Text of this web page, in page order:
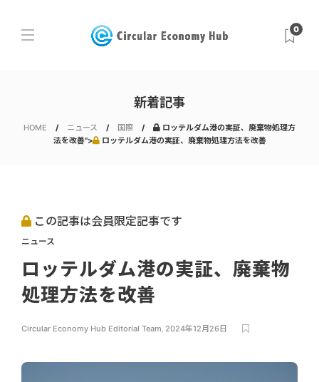
0
新着記事
HOME ニュース 国際
ロッテルダム港の実証、廃棄物処理方
法を改善">
ロッテルダム港の実証、廃棄物処理方法を改善
この記事は会員限定記事です
ニュース
ロッテルダム港の実証、廃棄物
処理方法を改善
Circular Economy Hub Editorial Team, 2024年12月26日